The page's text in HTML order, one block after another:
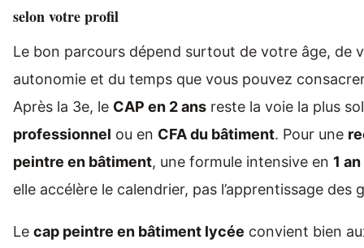
selon votre profil
Le bon parcours dépend surtout de votre âge, de
autonomie et du temps que vous pouvez
Après la 3e, le CAP en 2 ans reste la voie la plus
professionnel ou en CFA du bâtiment. Pour une
peintre en bâtiment, une formule intensive en 1 an
elle accélère le calendrier, pas l’apprentissage des
Le cap peintre en bâtiment lycée convient bien